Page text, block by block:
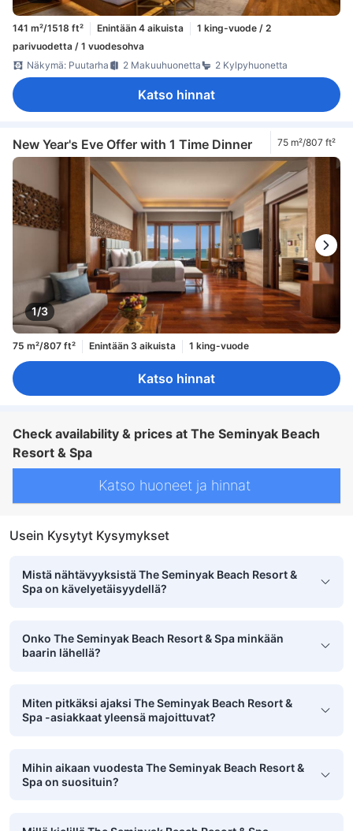
141 m²/1518 ft² Enintään 4 aikuista
1 king-vuode / 2
parivuodetta / 1 vuodesohva
Näkymä: Puutarha
2 Makuuhuonetta 2 Kylpyhuonetta
Katso hinnat
New Year's Eve Offer with 1 Time Dinner 75 m²/807 ft²
1/3
75 m²/807 ft² Enintään 3 aikuista 1 king-vuode
Katso hinnat
Check availability & prices at The Seminyak Beach
Resort & Spa
Katso huoneet ja hinnat
Usein Kysytyt Kysymykset
Mistä nähtävyyksistä The Seminyak Beach Resort &
Spa on kävelyetäisyydellä?
Onko The Seminyak Beach Resort & Spa minkään
baarin lähellä?
Miten pitkäksi ajaksi The Seminyak Beach Resort &
Spa -asiakkaat yleensä majoittuvat?
Mihin aikaan vuodesta The Seminyak Beach Resort &
Spa on suosituin?